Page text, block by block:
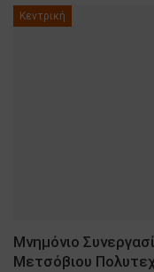
Κεντρική
Μνημόνιο
Μετσόβιου